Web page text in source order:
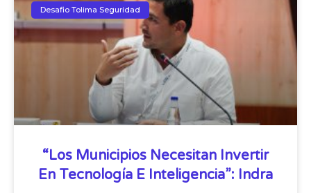
Desafio Tolima Seguridad
“Los Municipios Necesitan Invertir
En Tecnología E Inteligencia”: Indra